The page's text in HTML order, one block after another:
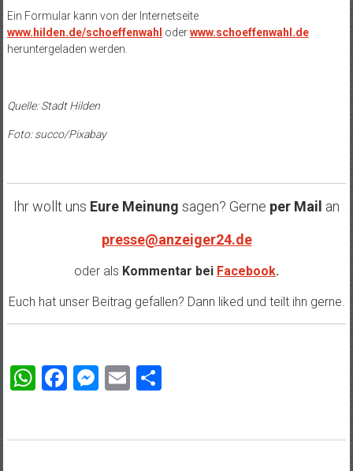
Ein Formular kann von der Internetseite
www.hilden.de/schoeffenwahl oderwww.schoeffenwahl.de
heruntergeladen werden.
Quelle: Stadt Hilden
Foto: succo/Pixabay
Ihr wollt uns Eure Meinung sagen? Gerne per Mail an
presse@anzeiger24.de
oder als Kommentar bei Facebook.
Euch hat unser Beitrag gefallen? Dann liked und teilt ihn gerne.
WhatsApp
Facebook
Messenger
EmailTeilen